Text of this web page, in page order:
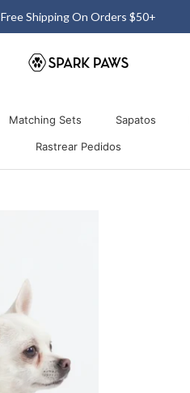
Free Shipping On Orders $50+
Matching Sets Sapatos
Rastrear Pedidos